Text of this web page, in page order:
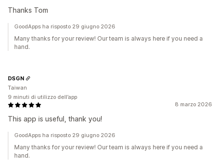
Thanks Tom
GoodApps ha risposto 29 giugno 2026
Many thanks for your review! Our team is always here if you need a
hand.
8 marzo 2026
This app is useful, thank you!
DSGN
Taiwan
9 minuti di utilizzo dell’app
GoodApps ha risposto 29 giugno 2026
Many thanks for your review! Our team is always here if you need a
hand.